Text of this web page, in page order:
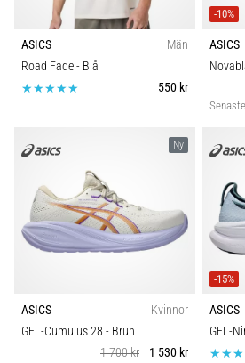
ASICS
Män
Road Fade- Blå
550 kr
-10%
ASICS
Ny
ASICS
Kvinnor
GEL-Cumulus 28 - Brun
1 700 kr
1 530 kr
-15%
ASICS
GEL-